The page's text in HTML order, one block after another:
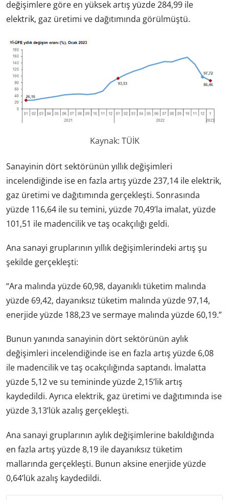
değişimlere göre en yüksek artış yüzde 284,99 ile
elektrik, gaz üretimi ve dağıtımında görülmüştü.
Kaynak: TÜİK
Sanayinin dört sektörünün yıllık değişimleri
incelendiğinde ise en fazla artış yüzde 237,14 ile elektrik,
gaz üretimi ve dağıtımında gerçekleşti. Sonrasında
yüzde 116,64 ile su temini, yüzde 70,49’la imalat, yüzde
101,51 ile madencilik ve taş ocakçılığı geldi.
Ana sanayi gruplarının yıllık değişimlerindeki artış şu
şekilde gerçekleşti:
“Ara malında yüzde 60,98, dayanıklı tüketim malında
yüzde 69,42, dayanıksız tüketim malında yüzde 97,14,
enerjide yüzde 188,23 ve sermaye malında yüzde 60,19.”
Bunun yanında sanayinin dört sektörünün aylık
değişimleri incelendiğinde ise en fazla artış yüzde 6,08
ile madencilik ve taş ocakçılığında saptandı. İmalatta
yüzde 5,12 ve su temininde yüzde 2,15’lik artış
kaydedildi. Ayrıca elektrik, gaz üretimi ve dağıtımında ise
yüzde 3,13’lük azalış gerçekleşti.
Ana sanayi gruplarının aylık değişimlerine bakıldığında
en fazla artış yüzde 8,19 ile dayanıksız tüketim
mallarında gerçekleşti. Bunun aksine enerjide yüzde
0,64’lük azalış kaydedildi.